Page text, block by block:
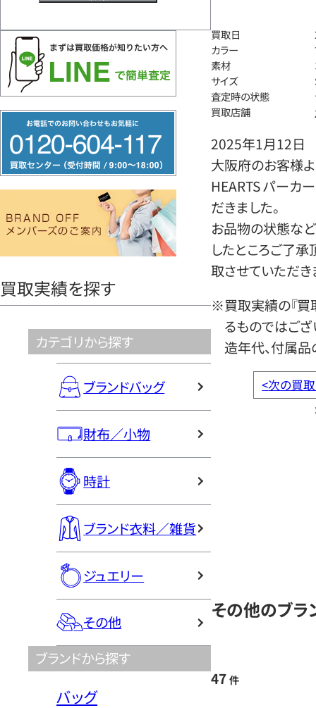
リ
ー
ヤ
買取実績を探す
カテゴリから探す
ブランドバッグ
財布／小物
時計
ブランド衣料／雑貨
ジュエリー
その他
ブランドから探す
バッグ
買取日
カラー
素材
サイズ
査定時の状態
買取店舗
2025年1月12日
大阪府のお客様
HEARTS パーカ
だきました。
お品物の状態など
したところご了
取させていただき
※買取実績の『買
るものではござ
造年代、付属品
<次の買
その他のブラ
47 件